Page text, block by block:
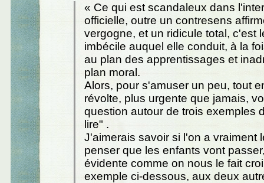
« Ce qui est scandaleux dans
officielle, outre un contresens
vergogne, et un ridicule total, c'est
imbécile auquel elle conduit, à la
au plan des apprentissages et
plan moral.
Alors, pour s'amuser un peu, tout
révolte, plus urgente que jamais,
question autour de trois exemples
lire" .
J'aimerais savoir si l'on a vraiment
penser que les enfants vont
évidente comme on nous le fait
exemple ci-dessous, aux deux